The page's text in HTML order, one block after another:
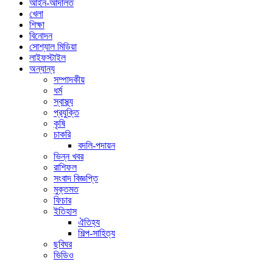
আইন-আদালত
খেলা
শিক্ষা
বিনোদন
সোশ্যাল মিডিয়া
লাইফস্টাইল
অন্যান্য
সম্পাদকীয়
ধর্ম
স্বাস্থ্য
প্রযুক্তি
কৃষি
চাকরি
বদলি-পদায়ন
ভিন্ন খবর
রাশিফল
সংবাদ বিজ্ঞপ্তি
মুক্তমত
ফিচার
ইতিহাস
ঐতিহ্য
শিল্প-সাহিত্য
ছবিঘর
ভিডিও